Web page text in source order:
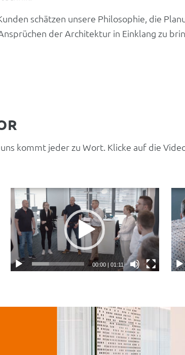
schätzen unsere Philosophie, die
der Architektur in Einklang zu
kommt jeder zu Wort. Klicke auf die
00:00|01:11